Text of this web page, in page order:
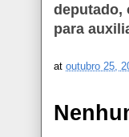
deputado,
para
at outubro 25,